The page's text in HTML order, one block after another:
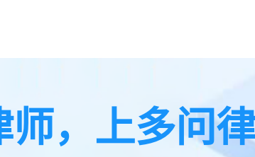
，上多问